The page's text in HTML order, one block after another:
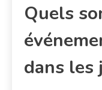
Quels
dans les